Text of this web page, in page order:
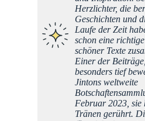
Herzlichter, die
Geschichten und
Laufe der Zeit
schon eine
schöner Texte
Einer der
besonders tief
Jintons weltweite
Februar 2023, sie
Tränen gerührt.